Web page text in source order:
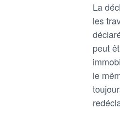
La
les
peut
le